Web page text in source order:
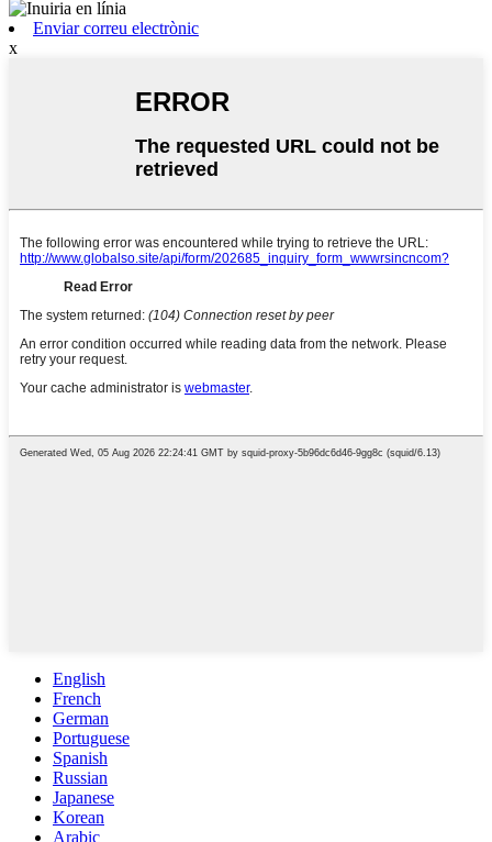
Enviar correu electrònic
x
English
French
German
Portuguese
Spanish
Russian
Japanese
Korean
Arabic